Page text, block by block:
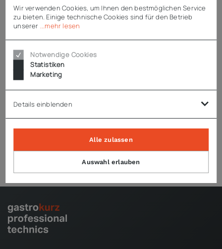
Liebherr Drahtkorb B 270 mm (EFL) 711104500
passend für Liebherr EFL
weiß, kunststoffbeschichtet
Technische Daten
Produktsicherheit (GPSR)
Wir verwenden Cookies, um Ihnen den bestmöglichen Service
zu bieten. Einige technische Cookies sind für den Betrieb
unserer ...mehr lesen
Notwendige Cookies
Statistiken
Marketing
Details einblenden
Auswahl erlauben
Alle zulassen